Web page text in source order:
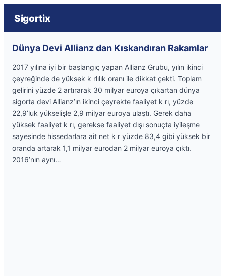
Sigortix
Dünya Devi Allianz dan Kıskandıran Rakamlar
2017 yılına iyi bir başlangıç yapan Allianz Grubu, yılın ikinci
çeyreğinde de yüksek k rlılık oranı ile dikkat çekti. Toplam
gelirini yüzde 2 artırarak 30 milyar euroya çıkartan dünya
sigorta devi Allianz’ın ikinci çeyrekte faaliyet k rı, yüzde
22,9’luk yükselişle 2,9 milyar euroya ulaştı. Gerek daha
yüksek faaliyet k rı, gerekse faaliyet dışı sonuçta iyileşme
sayesinde hissedarlara ait net k r yüzde 83,4 gibi yüksek bir
oranda artarak 1,1 milyar eurodan 2 milyar euroya çıktı.
2016’nın aynı…